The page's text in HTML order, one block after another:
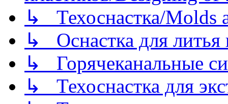
↳ Техоснастка/Molds
↳ Оснастка для литья
↳ Горячеканальные
↳ Техоснастка для